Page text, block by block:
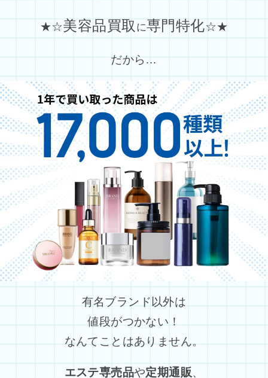
★☆美容品買取 に専門特化☆★
だから…
有名ブランド以外は
値段がつかない！
なんてことはありません。
エステ専売品や定期通販、